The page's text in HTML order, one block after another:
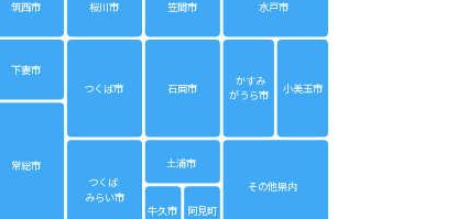
その他県内
阿見町
牛久市
土浦市
つくば
みらい市
常総市
小美玉市
かすみ
がうら市
石岡市
つくば市
下妻市
水戸市
笠間市
桜川市
筑西市